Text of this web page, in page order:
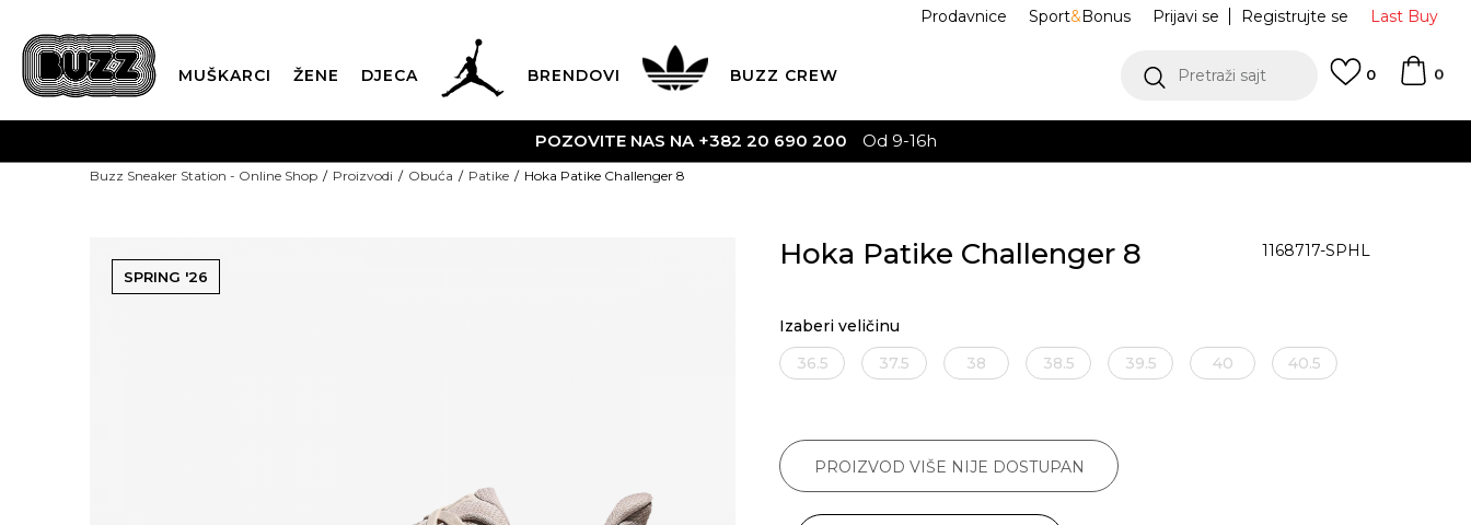
Last Buy
Prijavi se Registrujte se
Prodavnice Sport&Bonus
MUŠKARCI ŽENE DJECA BRENDOVI BUZZ CREW Pretraži sajt 0
0
POZOVITE NAS NA +382 20 690 200 Od 9-16h
Buzz Sneaker Station - Online Shop Proizvodi Obuća Patike Hoka Patike Challenger 8
SPRING '26
Hoka Patike Challenger 8 1168717-SPHL
Izaberi veličinu
36.5
37.5 38 38.5 39.5 40 40.5
PROIZVOD VIŠE NIJE DOSTUPAN